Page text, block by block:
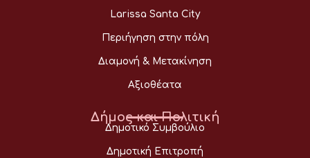
Larissa Santa City
Περιήγηση στην πόλη
Διαμονή & Μετακίνηση
Αξιοθέατα
Δήμος και Πολιτική
Δημοτικό Συμβούλιο
Δημοτική Επιτροπή